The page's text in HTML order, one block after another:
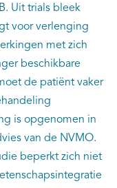
Uit trials bleek
voor verlenging
met zich
beschikbare
de patiënt vaker
is opgenomen in
van de NVMO.
beperkt zich niet